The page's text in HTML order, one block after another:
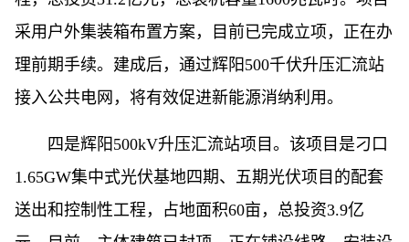
采用户外集装箱布置方案，目前已完成立项，正在办
理前期手续。建成后，通过辉阳500千伏升压汇流站
接入公共电网，将有效促进新能源消纳利用。
四是辉阳500kV升压汇流站项目。该项目是刁口
1.65GW集中式光伏基地四期、五期光伏项目的配套
送出和控制性工程，占地面积60亩，总投资3.9亿